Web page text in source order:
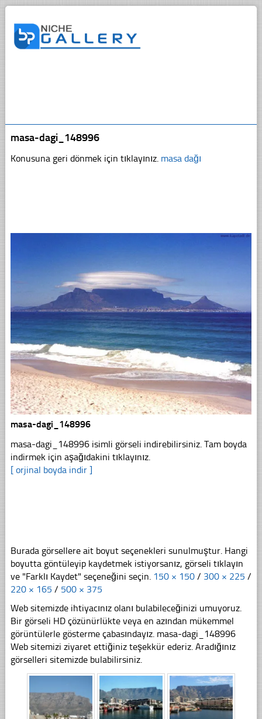
masa-dagi_148996
Konusuna geri dönmek için tıklayınız. masa dağı
masa-dagi_148996
masa-dagi_148996 isimli görseli indirebilirsiniz. Tam boyda
indirmek için aşağıdakini tıklayınız.
[ orjinal boyda indir ]
Burada görsellere ait boyut seçenekleri sunulmuştur. Hangi
boyutta göntüleyip kaydetmek istiyorsanız, görseli tıklayın
ve "Farklı Kaydet" seçeneğini seçin. 150 × 150 / 300 × 225 /
220 × 165 / 500 × 375
Web sitemizde ihtiyacınız olanı bulabileceğinizi umuyoruz.
Bir görseli HD çözünürlükte veya en azından mükemmel
görüntülerle gösterme çabasındayız. masa-dagi_148996
Web sitemizi ziyaret ettiğiniz teşekkür ederiz. Aradığınız
görselleri sitemizde bulabilirsiniz.